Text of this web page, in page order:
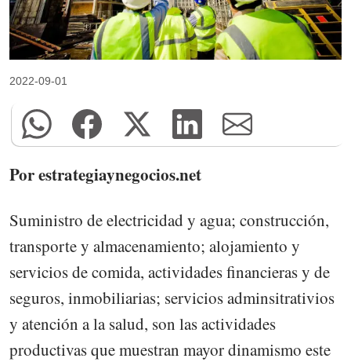
2022-09-01
Por estrategiaynegocios.net
Suministro de electricidad y agua; construcción,
transporte y almacenamiento; alojamiento y
servicios de comida, actividades financieras y de
seguros, inmobiliarias; servicios adminsitrativios
y atención a la salud, son las actividades
productivas que muestran mayor dinamismo este